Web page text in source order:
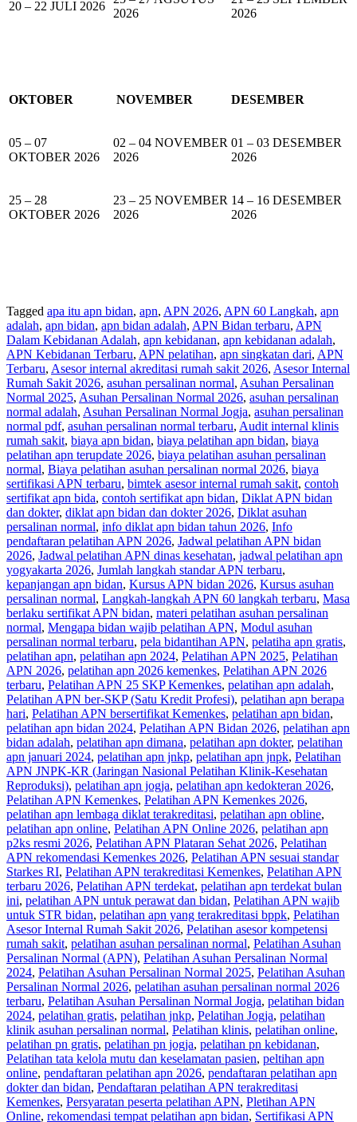
20 – 22 JULI 2026
2026
2026
OKTOBER NOVEMBER DESEMBER
05 – 07
OKTOBER 2026
02 – 04 NOVEMBER
2026
01 – 03 DESEMBER
2026
25 – 28
OKTOBER 2026
23 – 25 NOVEMBER
2026
14 – 16 DESEMBER
2026
Tagged apa itu apn bidan, apn, APN 2026, APN 60 Langkah, apn
adalah, apn bidan, apn bidan adalah, APN Bidan terbaru, APN
Dalam Kebidanan Adalah, apn kebidanan, apn kebidanan adalah,
APN Kebidanan Terbaru, APN pelatihan, apn singkatan dari, APN
Terbaru, Asesor internal akreditasi rumah sakit 2026, Asesor Internal
Rumah Sakit 2026, asuhan persalinan normal, Asuhan Persalinan
Normal 2025, Asuhan Persalinan Normal 2026, asuhan persalinan
normal adalah, Asuhan Persalinan Normal Jogja, asuhan persalinan
normal pdf, asuhan persalinan normal terbaru, Audit internal klinis
rumah sakit, biaya apn bidan, biaya pelatihan apn bidan, biaya
pelatihan apn terupdate 2026, biaya pelatihan asuhan persalinan
normal, Biaya pelatihan asuhan persalinan normal 2026, biaya
sertifikasi APN terbaru, bimtek asesor internal rumah sakit, contoh
sertifikat apn bida, contoh sertifikat apn bidan, Diklat APN bidan
dan dokter, diklat apn bidan dan dokter 2026, Diklat asuhan
persalinan normal, info diklat apn bidan tahun 2026, Info
pendaftaran pelatihan APN 2026, Jadwal pelatihan APN bidan
2026, Jadwal pelatihan APN dinas kesehatan, jadwal pelatihan apn
yogyakarta 2026, Jumlah langkah standar APN terbaru,
kepanjangan apn bidan, Kursus APN bidan 2026, Kursus asuhan
persalinan normal, Langkah-langkah APN 60 langkah terbaru, Masa
berlaku sertifikat APN bidan, materi pelatihan asuhan persalinan
normal, Mengapa bidan wajib pelatihan APN, Modul asuhan
persalinan normal terbaru, pela bidantihan APN, pelatiha apn gratis,
pelatihan apn, pelatihan apn 2024, Pelatihan APN 2025, Pelatihan
APN 2026, pelatihan apn 2026 kemenkes, Pelatihan APN 2026
terbaru, Pelatihan APN 25 SKP Kemenkes, pelatihan apn adalah,
Pelatihan APN ber-SKP (Satu Kredit Profesi), pelatihan apn berapa
hari, Pelatihan APN bersertifikat Kemenkes, pelatihan apn bidan,
pelatihan apn bidan 2024, Pelatihan APN Bidan 2026, pelatihan apn
bidan adalah, pelatihan apn dimana, pelatihan apn dokter, pelatihan
apn januari 2024, pelatihan apn jnkp, pelatihan apn jnpk, Pelatihan
APN JNPK-KR (Jaringan Nasional Pelatihan Klinik-Kesehatan
Reproduksi), pelatihan apn jogja, pelatihan apn kedokteran 2026,
Pelatihan APN Kemenkes, Pelatihan APN Kemenkes 2026,
pelatihan apn lembaga diklat terakreditasi, pelatihan apn obline,
pelatihan apn online, Pelatihan APN Online 2026, pelatihan apn
p2ks resmi 2026, Pelatihan APN Plataran Sehat 2026, Pelatihan
APN rekomendasi Kemenkes 2026, Pelatihan APN sesuai standar
Starkes RI, Pelatihan APN terakreditasi Kemenkes, Pelatihan APN
terbaru 2026, Pelatihan APN terdekat, pelatihan apn terdekat bulan
ini, pelatihan APN untuk perawat dan bidan, Pelatihan APN wajib
untuk STR bidan, pelatihan apn yang terakreditasi bppk, Pelatihan
Asesor Internal Rumah Sakit 2026, Pelatihan asesor kompetensi
rumah sakit, pelatihan asuhan persalinan normal, Pelatihan Asuhan
Persalinan Normal (APN), Pelatihan Asuhan Persalinan Normal
2024, Pelatihan Asuhan Persalinan Normal 2025, Pelatihan Asuhan
Persalinan Normal 2026, pelatihan asuhan persalinan normal 2026
terbaru, Pelatihan Asuhan Persalinan Normal Jogja, pelatihan bidan
2024, pelatihan gratis, pelatihan jnkp, Pelatihan Jogja, pelatihan
klinik asuhan persalinan normal, Pelatihan klinis, pelatihan online,
pelatihan pn gratis, pelatihan pn jogja, pelatihan pn kebidanan,
Pelatihan tata kelola mutu dan keselamatan pasien, peltihan apn
online, pendaftaran pelatihan apn 2026, pendaftaran pelatihan apn
dokter dan bidan, Pendaftaran pelatihan APN terakreditasi
Kemenkes, Persyaratan peserta pelatihan APN, Pletihan APN
Online, rekomendasi tempat pelatihan apn bidan, Sertifikasi APN